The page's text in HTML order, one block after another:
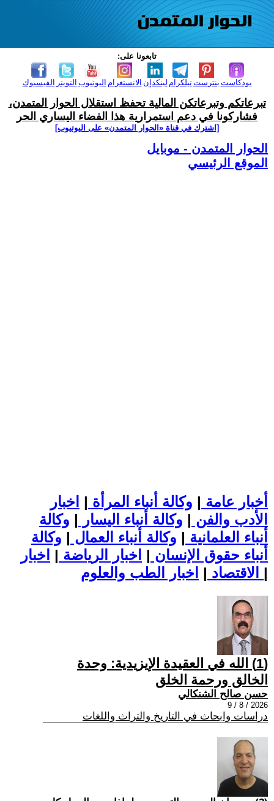
تابعونا على:
الفيسبوك التويتر اليوتيوب الانستغرام لينكدإن تيلكرامبنترست بودكاست
تبرعاتكم وتبرعاتكن المالية تحفظ استقلال الحوار المتمدن،
فشاركونا في دعم استمرارية هذا الفضاء اليساري الحر
[اشترك في قناة ‫«الحوار المتمدن» على اليوتيوب]
الحوار المتمدن - موبايل
الموقع الرئيسي
أخبار عامة | وكالة أنباء المرأة | اخبار
الأدب والفن | وكالة أنباء اليسار | وكالة
أنباء العلمانية | وكالة أنباء العمال | وكالة
أنباء حقوق الإنسان | اخبار الرياضة | اخبار
الاقتصاد | |
(1) الله في العقيدة الإيزيدية: وحدة
الخالق ورحمة الخلق
حسن صالح الشنكالي
2026 / 8 / 9
دراسات وابحاث في التاريخ والتراث واللغات